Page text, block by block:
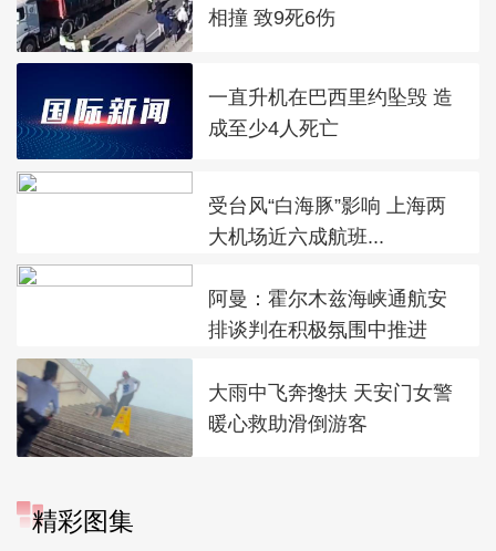
相撞 致9死6伤
一直升机在巴西里约坠毁 造
成至少4人死亡
受台风“白海豚”影响 上海两
大机场近六成航班...
阿曼：霍尔木兹海峡通航安
排谈判在积极氛围中推进
大雨中飞奔搀扶 天安门女警
暖心救助滑倒游客
精彩图集
“大地指纹”奏响夏夜文旅乐